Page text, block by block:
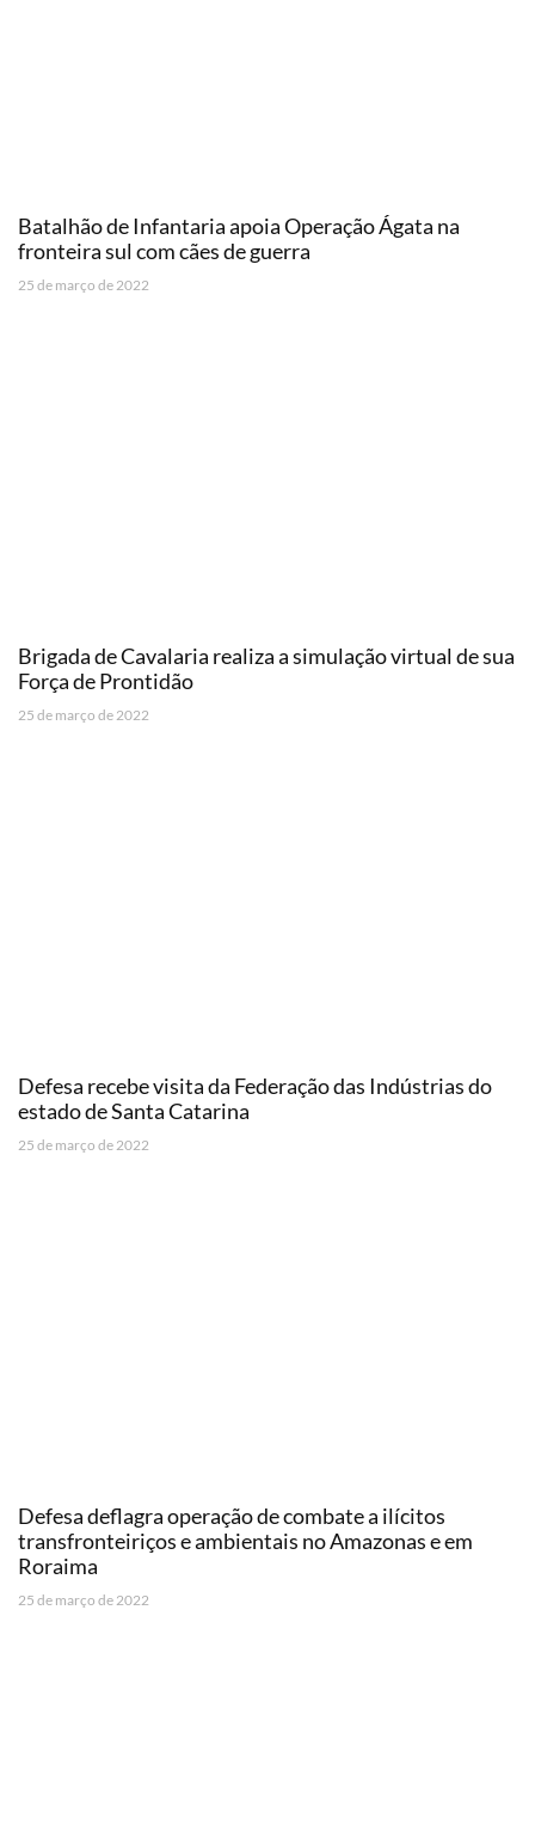
Batalhão de Infantaria apoia Operação Ágata na
fronteira sul com cães de guerra
25 de março de 2022
Brigada de Cavalaria realiza a simulação virtual de sua
Força de Prontidão
25 de março de 2022
Defesa recebe visita da Federação das Indústrias do
estado de Santa Catarina
25 de março de 2022
Defesa deflagra operação de combate a ilícitos
transfronteiriços e ambientais no Amazonas e em
Roraima
25 de março de 2022